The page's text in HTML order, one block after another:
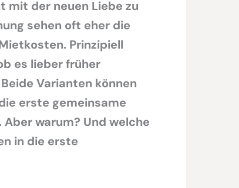
mit der neuen Liebe zu
sehen oft eher die
Prinzipiell
es lieber früher
Varianten können
erste gemeinsame
warum? Und welche
in die erste